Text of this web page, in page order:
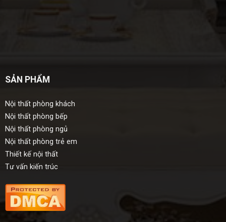
SẢN PHẨM
Nội thất phòng khách
Nội thất phòng bếp
Nội thất phòng ngủ
Nội thất phòng trẻ em
Thiết kế nội thất
Tư vấn kiến trúc